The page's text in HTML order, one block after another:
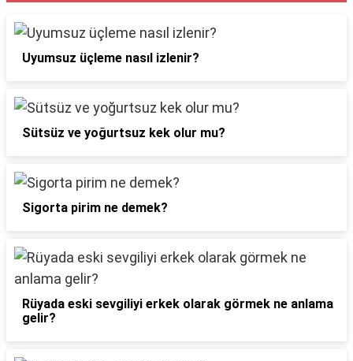
Uyumsuz üçleme nasıl izlenir?
Sütsüz ve yoğurtsuz kek olur mu?
Sigorta pirim ne demek?
Rüyada eski sevgiliyi erkek olarak görmek ne anlama
gelir?